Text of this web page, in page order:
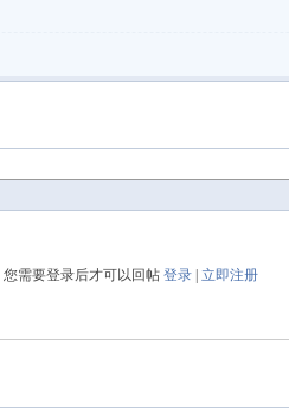
您需要登录后才可以回帖 登录 立即注册